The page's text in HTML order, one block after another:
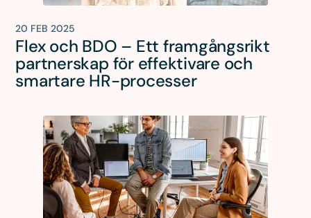
20 FEB 2025
Flex och BDO – Ett framgångsrikt
partnerskap för effektivare och
smartare HR-processer